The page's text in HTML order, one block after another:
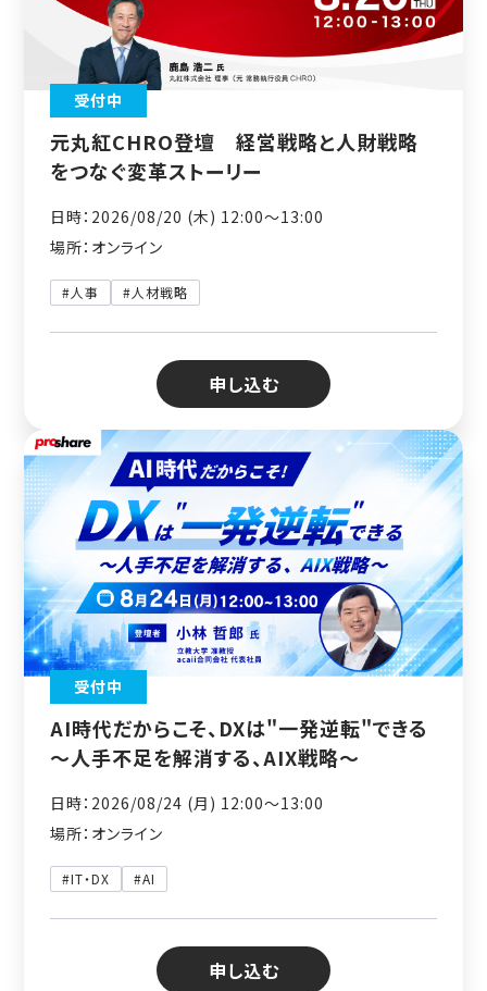
受付中
元丸紅CHRO登壇 経営戦略と人財戦略
をつなぐ変革ストーリー
日時：2026/08/20 (木) 12:00〜13:00
場所：オンライン
#人事 #人材戦略
申し込む
受付中
AI時代だからこそ、DXは"一発逆転"できる
～人手不足を解消する、AIX戦略～
日時：2026/08/24 (月) 12:00〜13:00
場所：オンライン
#IT・DX #AI
申し込む